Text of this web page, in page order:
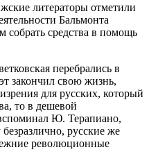
литераторы отметили
Бальмонта
собрать средства в помощь
перебрались в
закончил свою жизнь,
для русских, который
то в дешевой
Ю. Терапиано,
русские же
революционные